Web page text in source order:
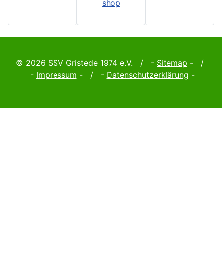
© 2026 SSV Gristede 1974 e.V. / - Sitemap - /
- Impressum - / - Datenschutzerklärung -